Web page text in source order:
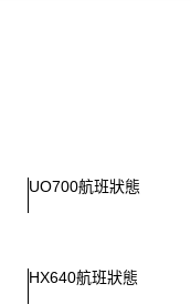
UO700航班狀態
HX640航班狀態